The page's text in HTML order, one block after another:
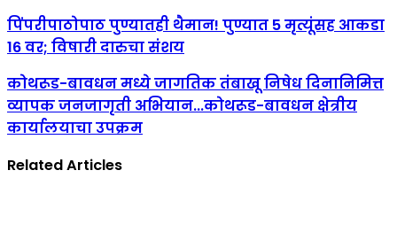
पिंपरीपाठोपाठ पुण्यातही थैमान! पुण्यात 5 मृत्यूंसह आकडा
16 वर; विषारी दारुचा संशय
कोथरूड-बावधन मध्ये जागतिक तंबाखू निषेध दिनानिमित्त
व्यापक जनजागृती अभियान...कोथरूड-बावधन क्षेत्रीय
कार्यालयाचा उपक्रम
Related Articles